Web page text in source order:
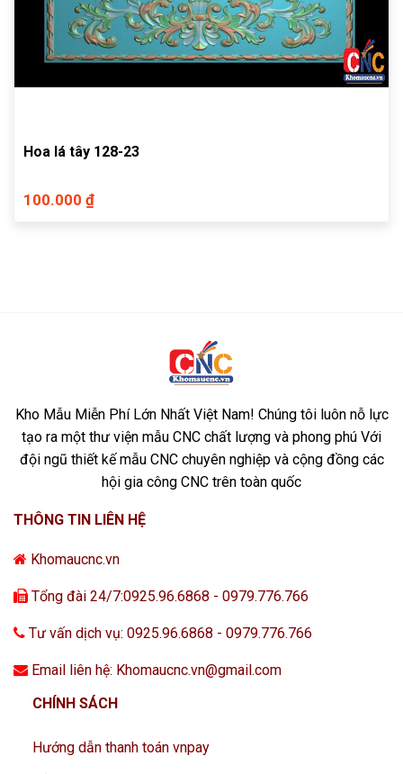
Hoa lá tây 128-23
100.000 ₫
Kho Mẫu Miễn Phí Lớn Nhất Việt Nam! Chúng tôi luôn nỗ lực
tạo ra một thư viện mẫu CNC chất lượng và phong phú Với
đội ngũ thiết kế mẫu CNC chuyên nghiệp và cộng đồng các
hội gia công CNC trên toàn quốc
THÔNG TIN LIÊN HỆ
Khomaucnc.vn
Tổng đài 24/7:0925.96.6868 - 0979.776.766
Tư vấn dịch vụ: 0925.96.6868 - 0979.776.766
Email liên hệ: Khomaucnc.vn@gmail.com
CHÍNH SÁCH
Hướng dẫn thanh toán vnpay